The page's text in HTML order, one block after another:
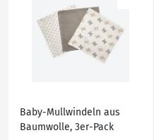
Baby-Mullwindeln aus
Baumwolle, 3er-Pack